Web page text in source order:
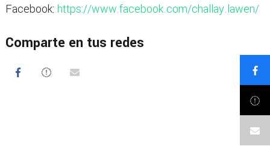
Facebook: https://www.facebook.com/challay.lawen/
Comparte en tus redes